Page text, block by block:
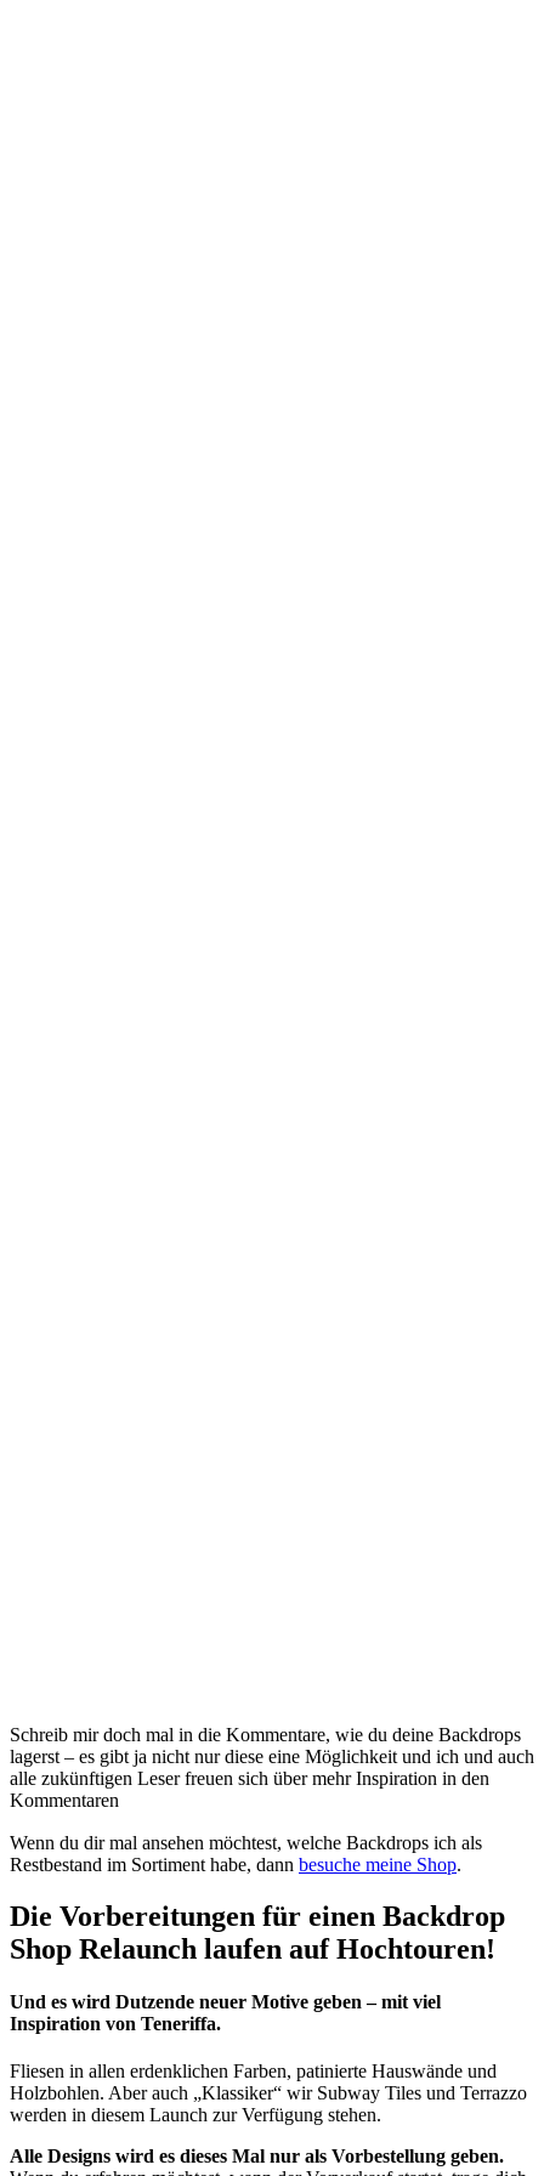
Schreib mir doch mal in die Kommentare, wie du deine Backdrops
lagerst – es gibt ja nicht nur diese eine Möglichkeit und ich und auch
alle zukünftigen Leser freuen sich über mehr Inspiration in den
Kommentaren
Wenn du dir mal ansehen möchtest, welche Backdrops ich als
Restbestand im Sortiment habe, dann besuche meine Shop.
Die Vorbereitungen für einen Backdrop
Shop Relaunch laufen auf Hochtouren!
Und es wird Dutzende neuer Motive geben – mit viel
Inspiration von Teneriffa.
Fliesen in allen erdenklichen Farben, patinierte Hauswände und
Holzbohlen. Aber auch „Klassiker“ wir Subway Tiles und Terrazzo
werden in diesem Launch zur Verfügung stehen.
Alle Designs wird es dieses Mal nur als Vorbestellung geben.